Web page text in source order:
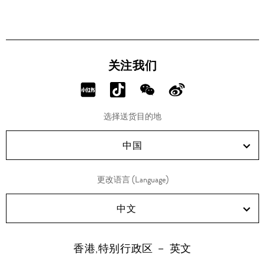
关注我们
分
RED!
分
享
Douyin!
分
享
WeChat!
分
Weibo!
选择送货目的地
中国
更改语言 (Language)
中文
香港,特别行政区 － 英文